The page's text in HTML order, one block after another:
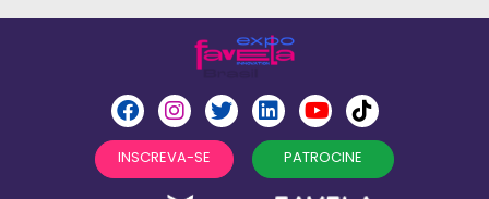
INSCREVA-SE PATROCINE